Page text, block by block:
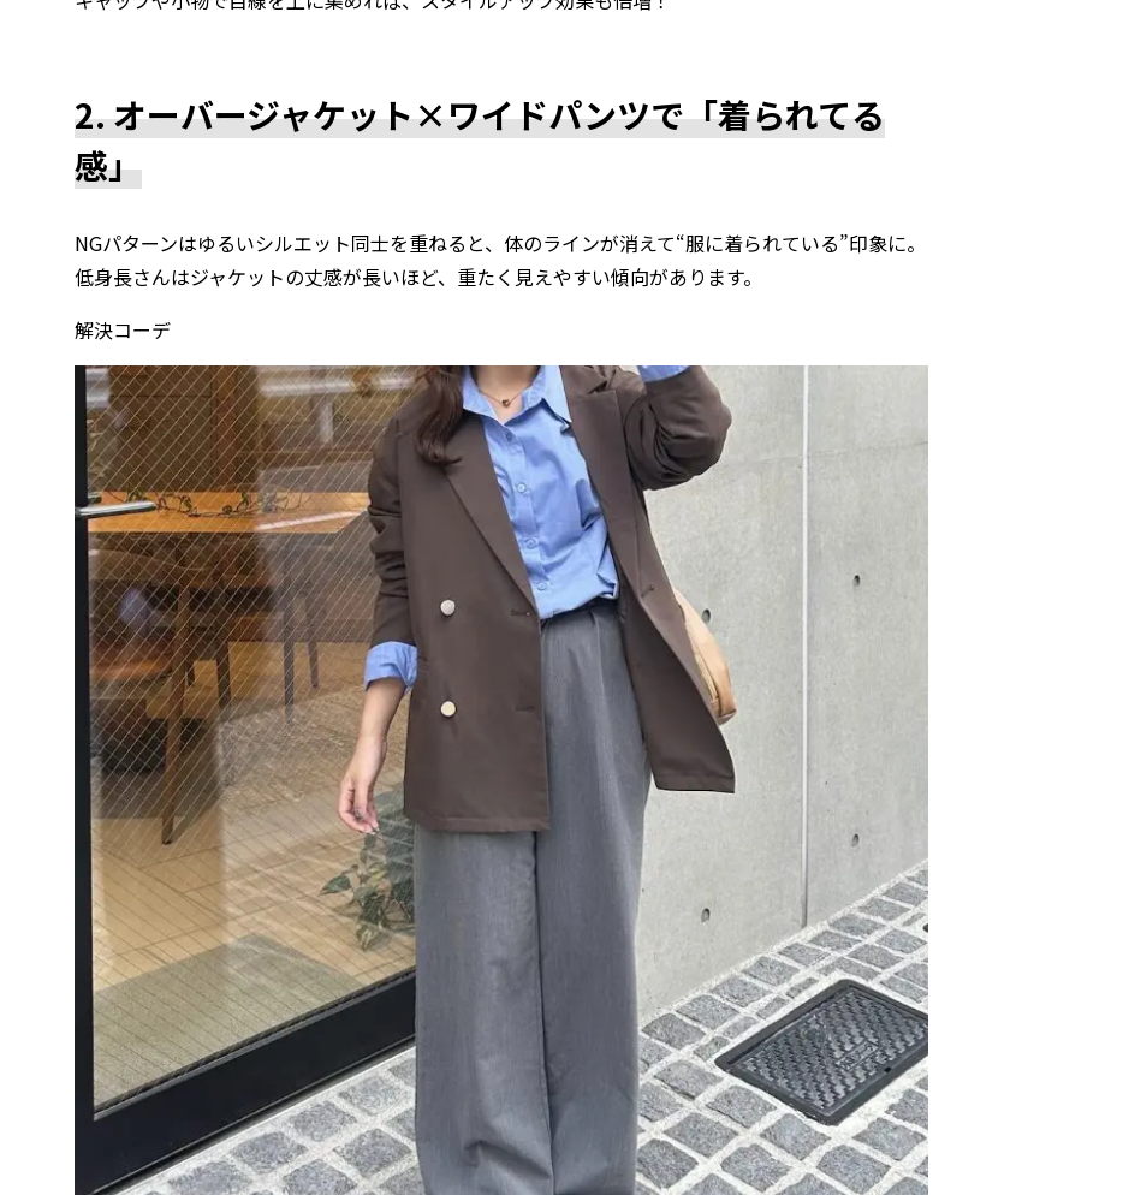
2. オーバージャケット×ワイドパンツで「着られてる
感」
NGパターンはゆるいシルエット同士を重ねると、体のラインが消えて“服に着られている”印象に。
低身長さんはジャケットの丈感が長いほど、重たく見えやすい傾向があります。
解決コーデ